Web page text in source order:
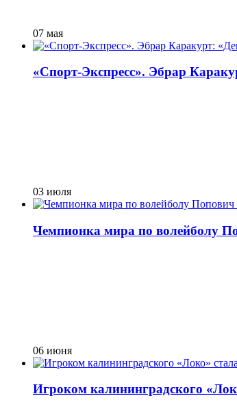
07 мая
«Спорт-Экспресс». Эбрар
03 июля
Чемпионка мира по волейболу
06 июня
Игроком калининградского